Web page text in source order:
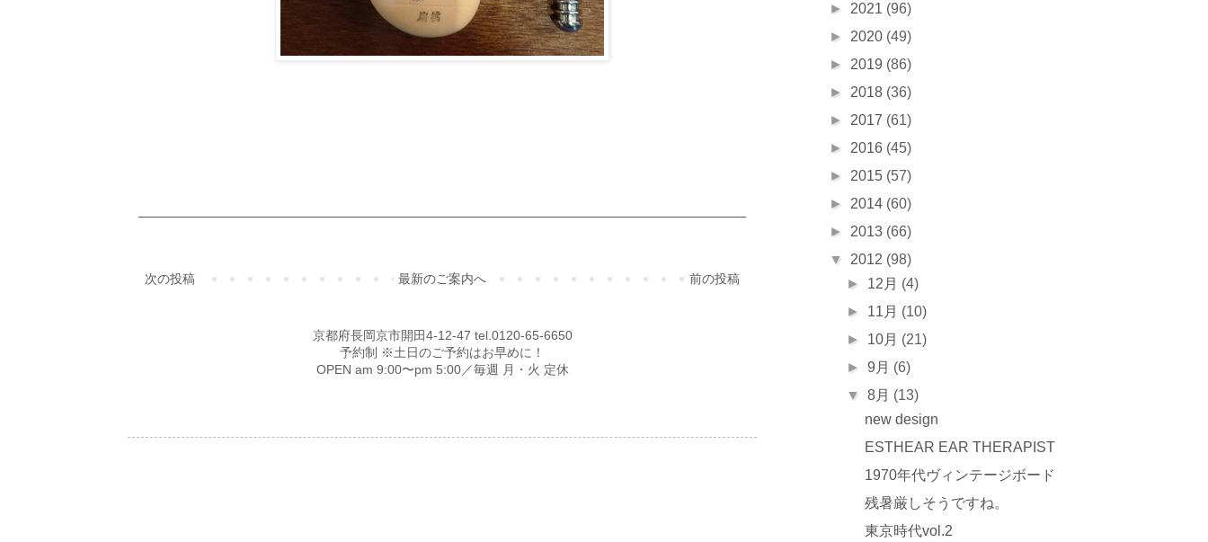
次の投稿 前の投稿
最新のご案内へ
京都府長岡京市開田4-12-47 tel.0120-65-6650
予約制 ※土日のご予約はお早めに！
OPEN am 9:00〜pm 5:00／毎週 月・火 定休
► 2021 (96)
► 2020 (49)
► 2019 (86)
► 2018 (36)
► 2017 (61)
► 2016 (45)
► 2015 (57)
► 2014 (60)
► 2013 (66)
▼ 2012 (98)
► 12月 (4)
► 11月 (10)
► 10月 (21)
►9月 (6)
▼8月 (13)
new design
ESTHEAR EAR THERAPIST
1970年代ヴィンテージボード
残暑厳しそうですね。
東京時代vol.2